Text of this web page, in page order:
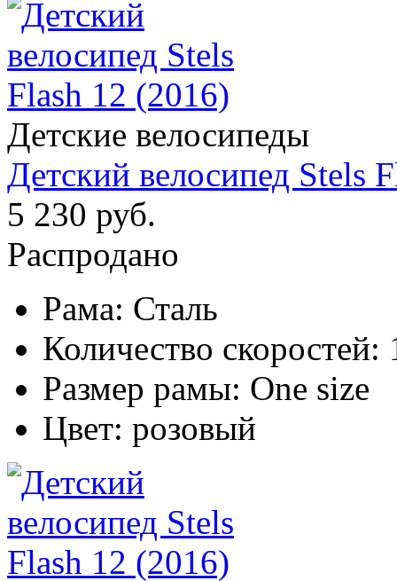
Детские велосипеды
Детский велосипед Stels
5 230 руб.
Распродано
Рама: Сталь
Количество скоростей:
Размер рамы: One size
Цвет: розовый